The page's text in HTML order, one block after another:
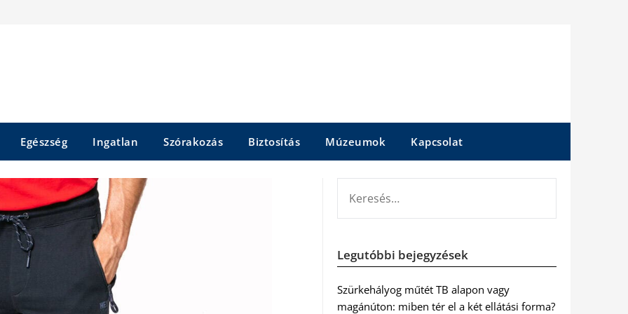
Egészség Ingatlan Szórakozás Biztosítás Múzeumok Kapcsolat
Legutóbbi bejegyzések
Szürkehályog műtét TB alapon vagy
magánúton: miben tér el a két ellátási forma?